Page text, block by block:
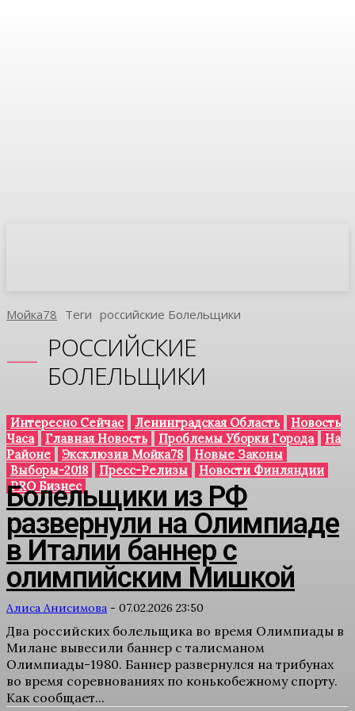
Мойка78 Теги Российские Болельщики
РОССИЙСКИЕ
БОЛЕЛЬЩИКИ
Интересно Сейчас Ленинградская Область
Новость
Часа
Главная Новость Проблемы Уборки Города
На
Районе
Эксклюзив Мойка78
Новые Законы
Выборы-2018
Пресс-Релизы
Новости Финляндии
PRO Бизнес
Болельщики из РФ
развернули на Олимпиаде
в Италии баннер с
олимпийским Мишкой
Алиса Анисимова - 07.02.2026 23:50
Два российских болельщика во время Олимпиады в
Милане вывесили баннер с талисманом
Олимпиады-1980. Баннер развернулся на трибунах
во время соревнованиях по конькобежному спорту.
Как сообщает...